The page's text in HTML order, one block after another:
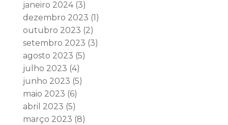
janeiro 2024(3)
dezembro 2023 (1)
outubro 2023 (2)
setembro 2023 (3)
agosto 2023 (5)
julho 2023 (4)
junho 2023 (5)
maio 2023 (6)
abril 2023 (5)
março 2023 (8)